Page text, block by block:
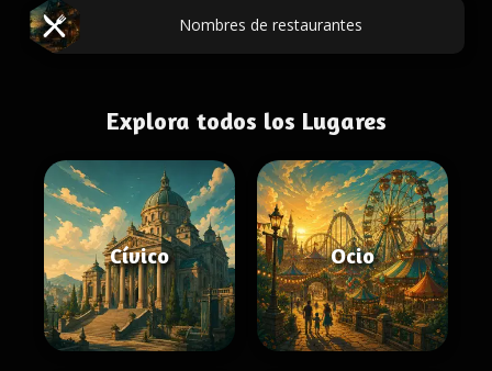
Nombres de restaurantes
Explora todos los Lugares
Cívico Ocio